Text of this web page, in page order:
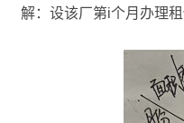
解：设该厂第i个月办理